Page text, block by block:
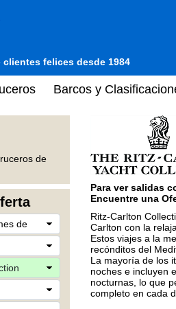
clientes felices desde 1984
Barcos y
de
Para ver salidas
Encuentre una
Ritz-Carlton
Carlton con la
Estos viajes a la
recónditos del
La mayoría de los
noches e incluyen
nocturnas, lo que
completo en cada